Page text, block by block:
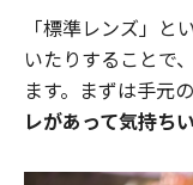
「標準レンズ」
いたりすることで
ます。まずは手元
レがあって気持ち